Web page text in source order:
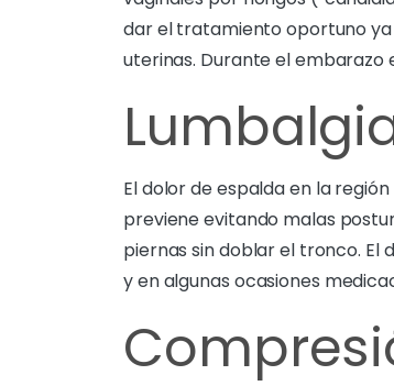
dar el tratamiento oportuno
uterinas. Durante el embarazo
El dolor de espalda en la
previene evitando malas
piernas sin doblar el tronco. El
y en algunas ocasiones